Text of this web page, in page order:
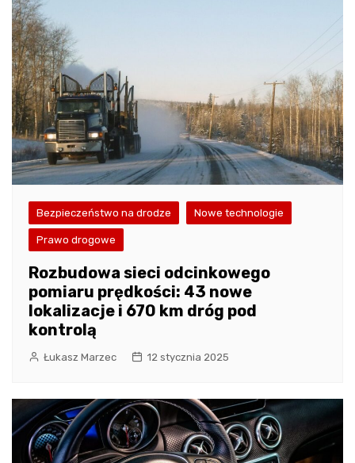
Bezpieczeństwo na drodze Nowe technologie
Prawo drogowe
Rozbudowa sieci odcinkowego
pomiaru prędkości: 43 nowe
lokalizacje i 670 km dróg pod
kontrolą
Łukasz Marzec 12 stycznia 2025